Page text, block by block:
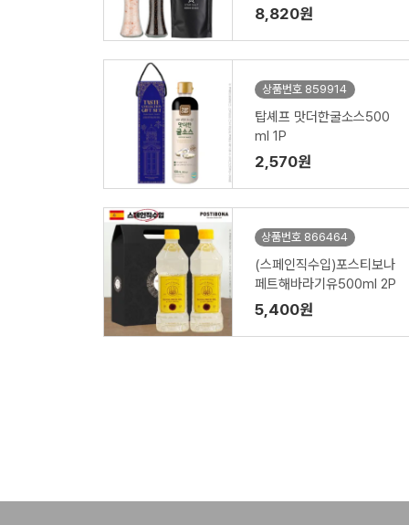
블랙페퍼 통후추 그라인더
리필소금 명절선물 기념품
답례품 근로자의날 창립기
념 실속 소금선물세트
8,820원
상품번호 859914
탑셰프 맛더한굴소스500
ml 1P
2,570원
상품번호 866464
(스페인직수입)포스티보나
페트해바라기유500ml 2P
5,400원